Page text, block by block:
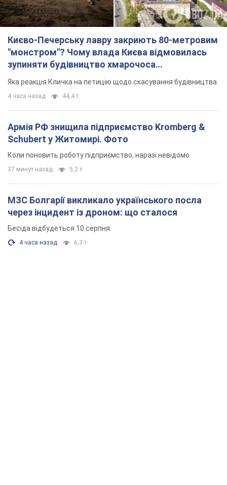
Армія РФ знищила підприємство Kromberg &
Schubert у Житомирі. Фото
Коли поновить роботу підприємство, наразі невідомо
37 минут назад 5,2 т.
МЗС Болгарії викликало українського посла
через інцидент із дроном: що сталося
Бесіда відбудеться 10 серпня
4 часа назад 6,3 т.